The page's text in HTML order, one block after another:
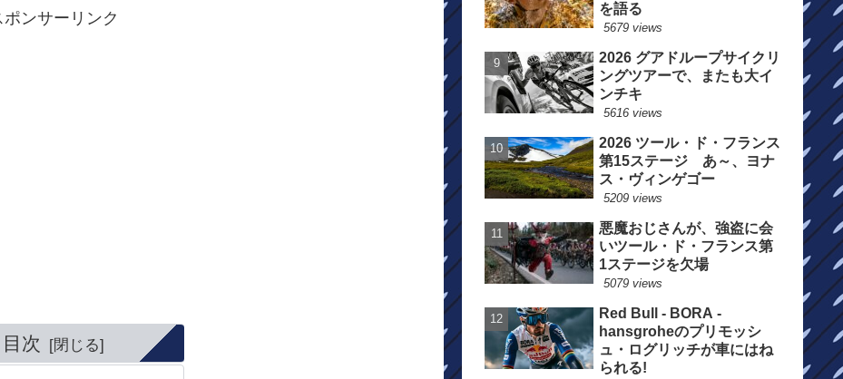
ポンサーリンク
目次
を語る
5679 views
2026 グアドループサイクリ
ングツアーで、またも大イ
ンチキ
5616 views
2026 ツール・ド・フランス
第15ステージ あ～、ヨナ
ス・ヴィンゲゴー
5209 views
悪魔おじさんが、強盗に会
いツール・ド・フランス第
1ステージを欠場
5079 views
Red Bull - BORA -
hansgroheのプリモッシ
ュ・ログリッチが車にはね
られる!